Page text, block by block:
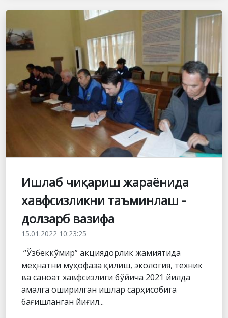
Ишлаб чиқариш жараёнида
хавфсизликни таъминлаш -
долзарб вазифа
15.01.2022 10:23:25
“Ўзбеккўмир” акциядорлик жамиятида
меҳнатни муҳофаза қилиш, экология, техник
ва саноат хавфсизлиги бўйича 2021 йилда
амалга оширилган ишлар сарҳисобига
бағишланган йиғил...